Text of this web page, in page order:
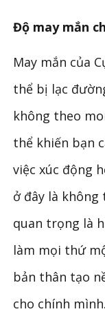
Độ may mắn
May mắn của
thể bị lạc
không theo
thể khiến bạn
việc xúc động
ở đây là
quan trọng là
làm mọi thứ
bản thân tạo
cho chính mình.